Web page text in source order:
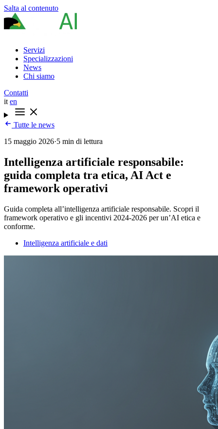
Salta al contenuto
Servizi
Specializzazioni
News
Chi siamo
Contatti
it en
Tutte le news
15 maggio 2026·5 min di lettura
Intelligenza artificiale responsabile:
guida completa tra etica, AI Act e
framework operativi
Guida completa all’intelligenza artificiale responsabile. Scopri il
framework operativo e gli incentivi 2024-2026 per un’AI etica e
conforme.
Intelligenza artificiale e dati